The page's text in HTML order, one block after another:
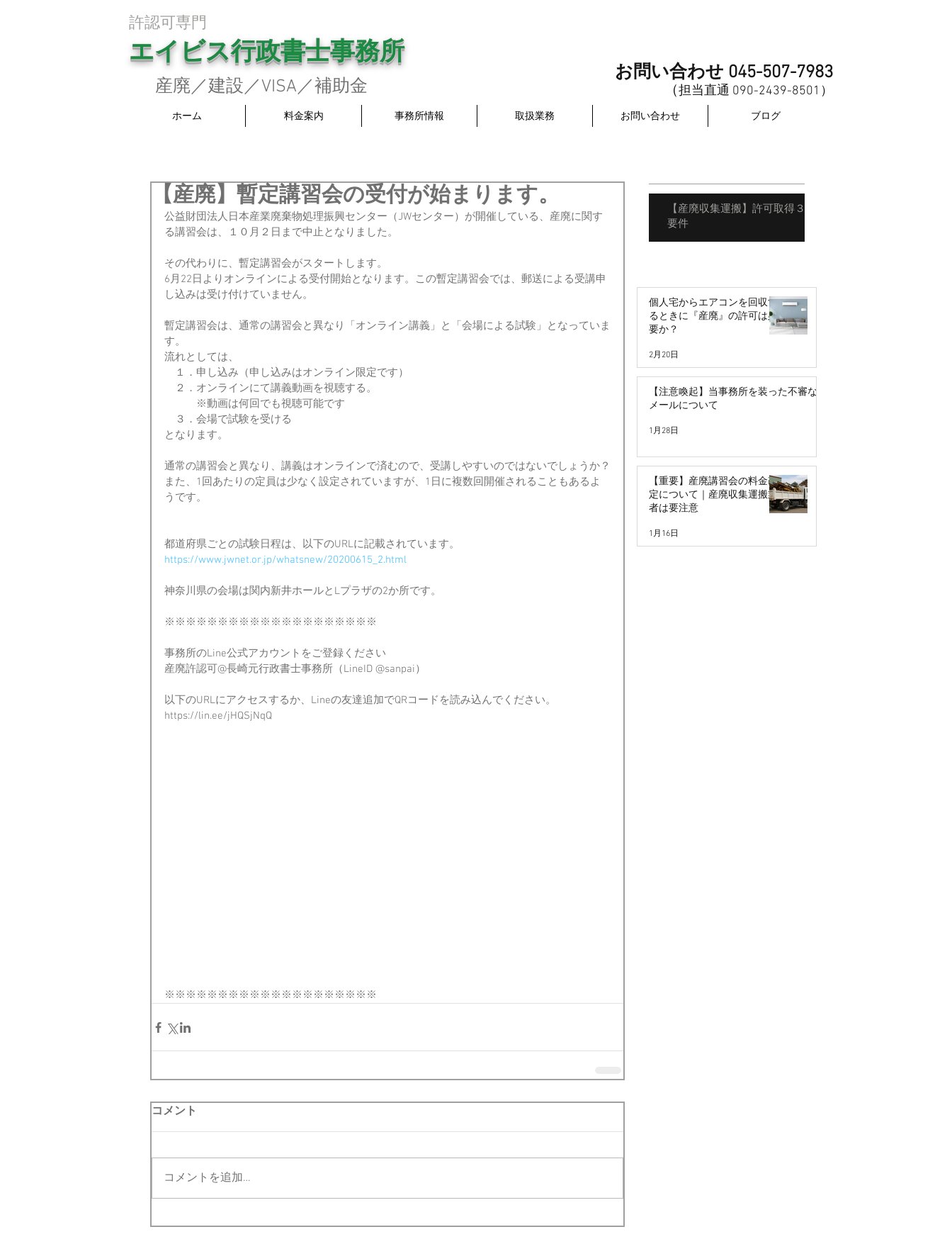
​許認可専門
エイビス行政書士事務所
お問い合わせ 045-507-7983
（担当直通 090-2439-8501 ​）
産廃／建設／VISA／補助金
ホーム 料金案内 事務所情報 取扱業務 お問い合わせ ブログ
【産廃】暫定講習会の受付が始まります。
公益財団法人日本産業廃棄物処理振興センター（JWセンター）が開催している、産廃に関す
る講習会は、１０月２日まで中止となりました。
その代わりに、暫定講習会がスタートします。
6月22日よりオンラインによる受付開始となります。この暫定講習会では、郵送による受講申
し込みは受け付けていません。
暫定講習会は、通常の講習会と異なり「オンライン講義」と「会場による試験」となっていま
す。
流れとしては、
１．申し込み（申し込みはオンライン限定です）
２．オンラインにて講義動画を視聴する。
※動画は何回でも視聴可能です
３．会場で試験を受ける
となります。
通常の講習会と異なり、講義はオンラインで済むので、受講しやすいのではないでしょうか？
また、1回あたりの定員は少なく設定されていますが、1日に複数回開催されることもあるよ
うです。
都道府県ごとの試験日程は、以下のURLに記載されています。
https://www.jwnet.or.jp/whatsnew/20200615_2.html
神奈川県の会場は関内新井ホールとLプラザの2か所です。
※※※※※※※※※※※※※※※※※※※※
事務所のLine公式アカウントをご登録ください
産廃許認可@長崎元行政書士事務所（LineID @sanpai）
以下のURLにアクセスするか、Lineの友達追加でQRコードを読み込んでください。
https://lin.ee/jHQSjNqQ
※※※※※※※※※※※※※※※※※※※※
コメント
コメントを追加…
【産廃収集運搬】許可取得３
要件​
個人宅からエアコンを回収す
るときに『産廃』の許可は必
要か？
2月20日
【注意喚起】当事務所を装った不審な
メールについて
1月28日
【重要】産廃講習会の料金改
定について｜産廃収集運搬業
者は要注意
1月16日